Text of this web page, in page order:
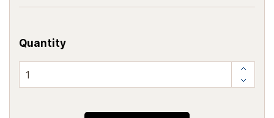
Quantity